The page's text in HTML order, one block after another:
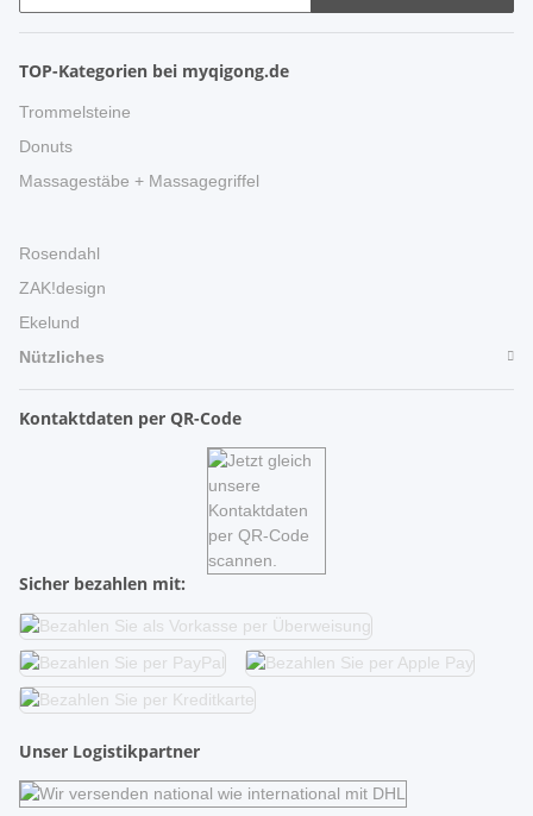
TOP-Kategorien bei myqigong.de
Trommelsteine
Donuts
Massagestäbe + Massagegriffel
Rosendahl
ZAK!design
Ekelund
Nützliches
Kontaktdaten per QR-Code
Sicher bezahlen mit:
Unser Logistikpartner